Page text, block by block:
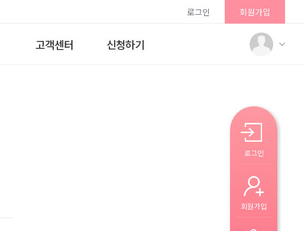
로그인 회원가입
고객센터 신청하기
로그인
회원가입